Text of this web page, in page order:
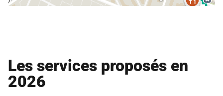
Les services proposés en
2026